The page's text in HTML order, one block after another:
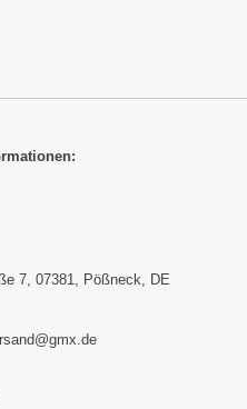
7, 07381, Pößneck, DE